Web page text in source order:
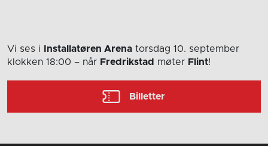
Vi ses i Installatøren Arena torsdag 10. september
klokken 18:00 – når Fredrikstad møter Flint!
Billetter